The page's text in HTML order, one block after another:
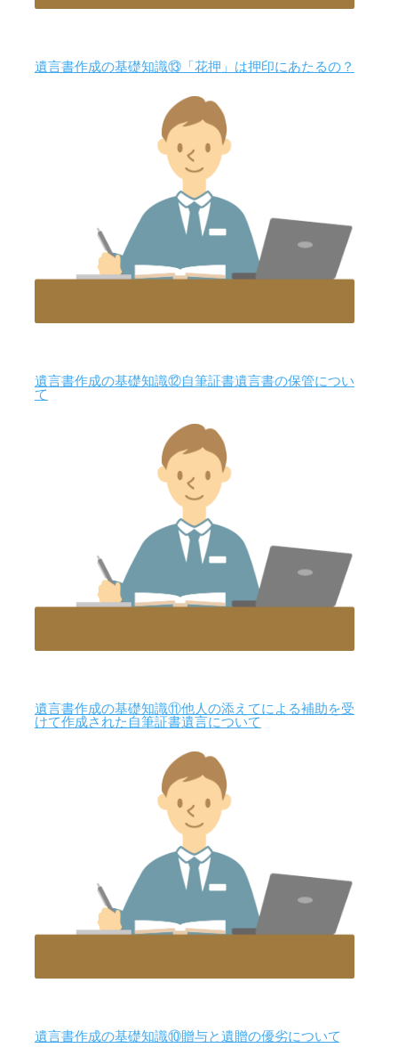
遺言書作成の基礎知識⑬「花押」は押印にあたるの？
遺言書作成の基礎知識⑫自筆証書遺言書の保管につい
て
遺言書作成の基礎知識⑪他人の添えてによる補助を受
けて作成された自筆証書遺言について
遺言書作成の基礎知識⑩贈与と遺贈の優劣について